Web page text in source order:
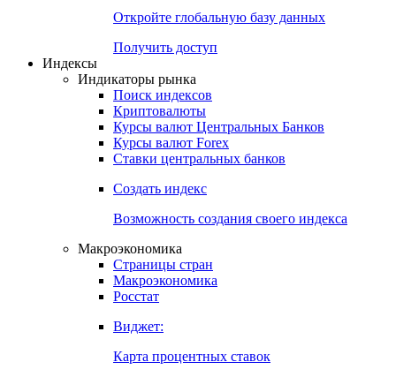
Откройте глобальную базу данных
Получить доступ
Индексы
Индикаторы рынка
Поиск индексов
Криптовалюты
Курсы валют Центральных Банков
Курсы валют Forex
Ставки центральных банков
Создать индекс
Возможность создания своего индекса
Макроэкономика
Страницы стран
Макроэкономика
Росстат
Виджет:
Карта процентных ставок